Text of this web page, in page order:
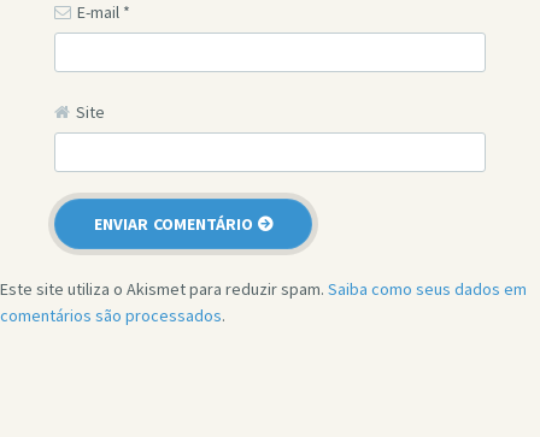
E-mail *
Site
Este site utiliza o Akismet para reduzir spam. Saiba como seus dados em
comentários são processados.